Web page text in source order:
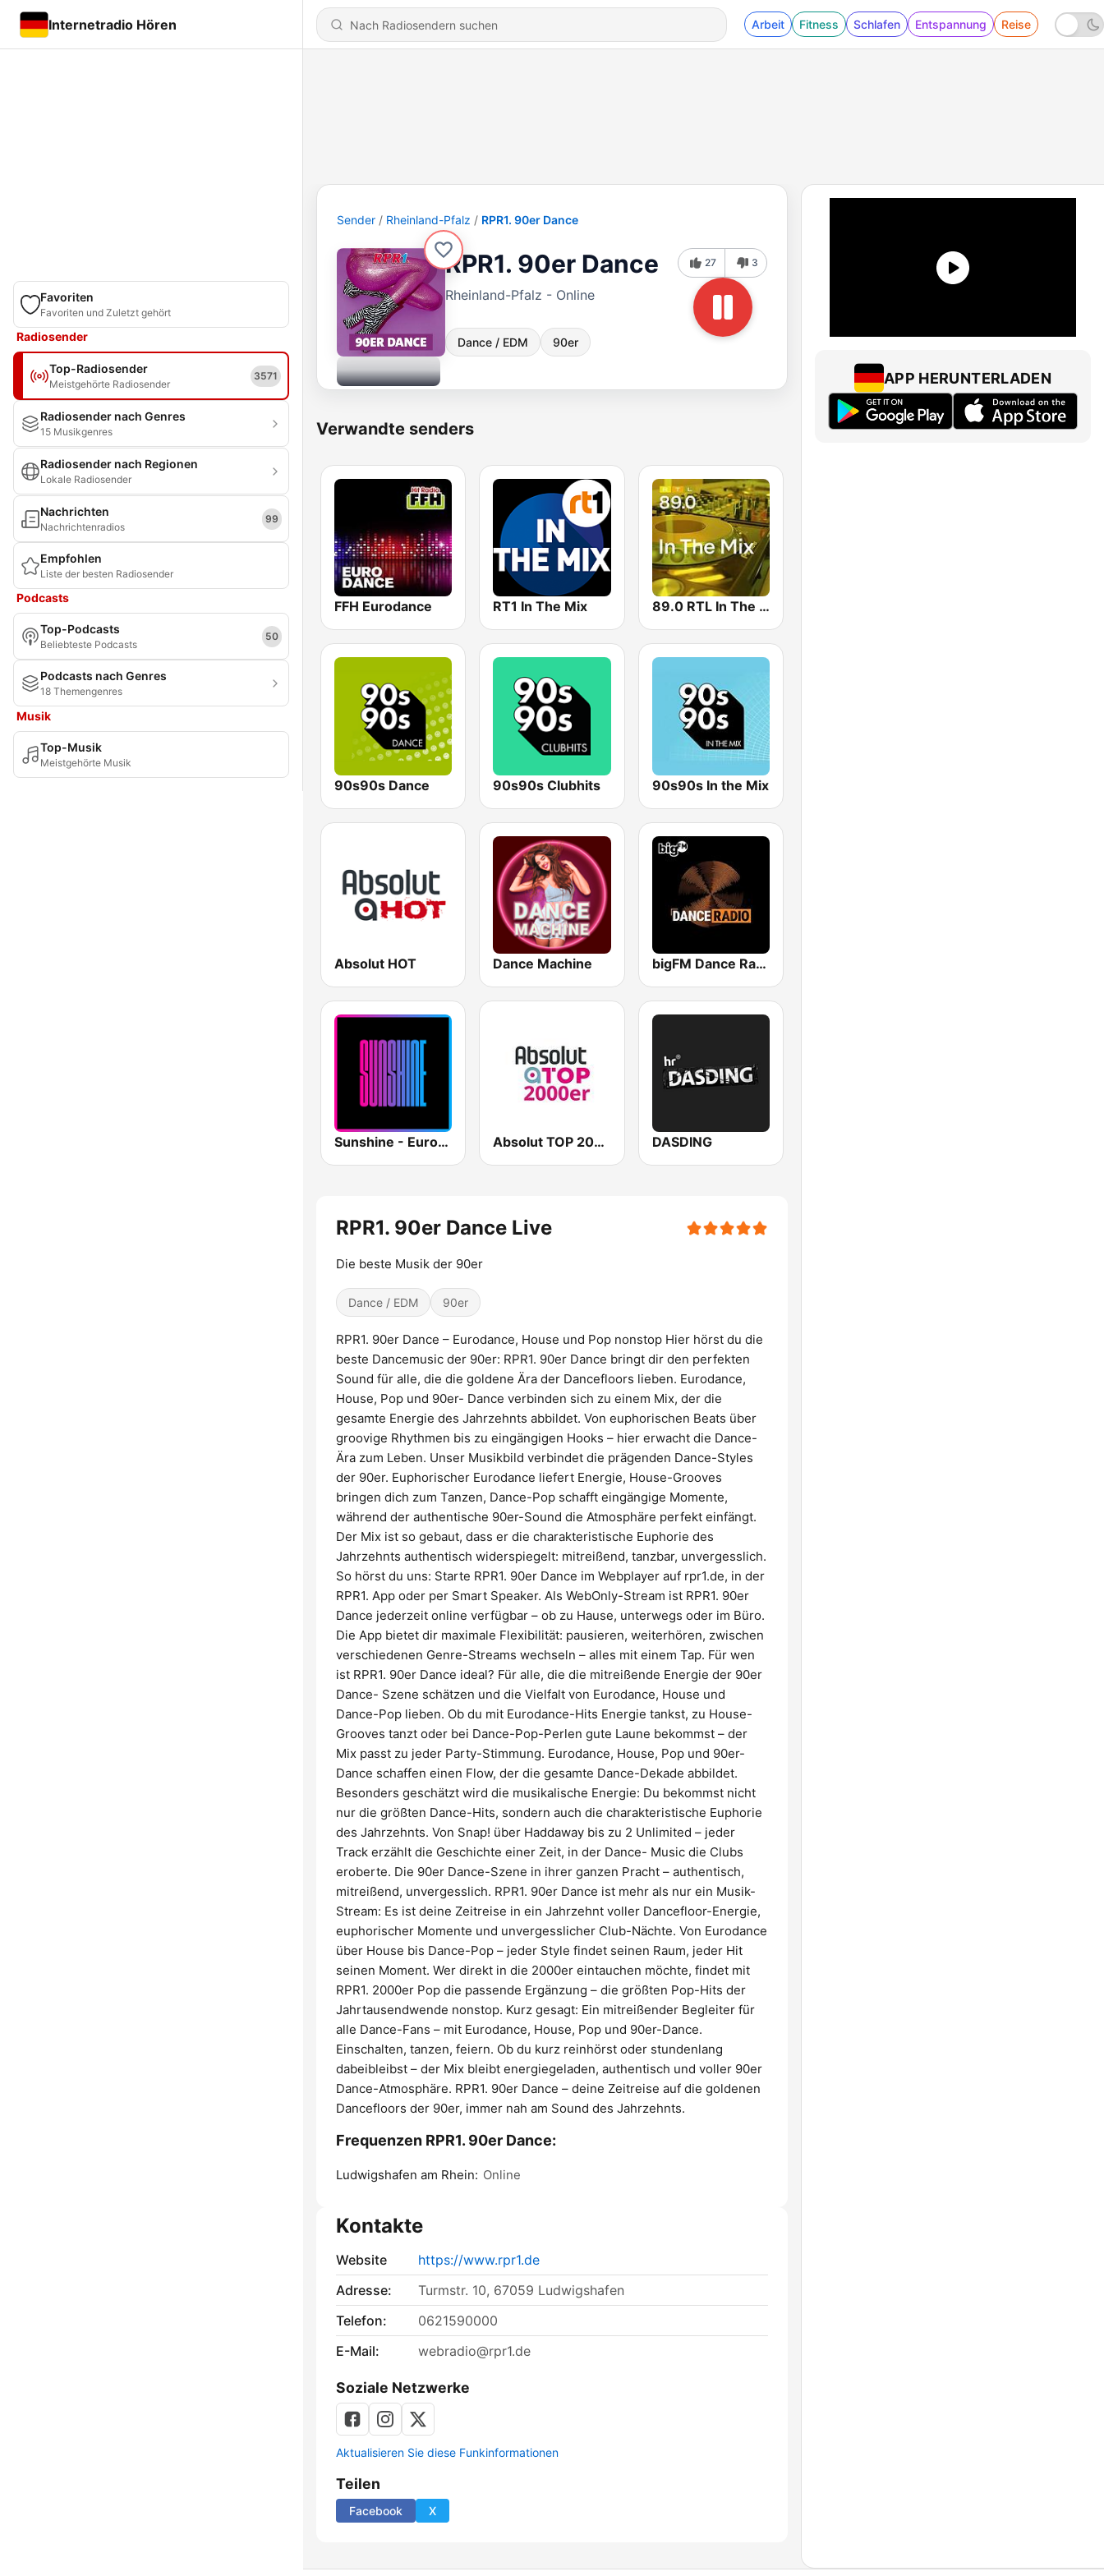
Internetradio Hören Arbeit Fitness Schlafen Entspannung Reise
Favoriten
Favoriten und Zuletzt gehört
Radiosender
Top-Radiosender
Meistgehörte Radiosender
3571
Radiosender nach Genres
15 Musikgenres
Radiosender nach Regionen
Lokale Radiosender
Nachrichten
Nachrichtenradios
99
Empfohlen
Liste der besten Radiosender
Podcasts
Top-Podcasts
Beliebteste Podcasts
50
Podcasts nach Genres
18 Themengenres
Musik
Top-Musik
Meistgehörte Musik
Sender Rheinland-Pfalz RPR1. 90er Dance
RPR1. 90er Dance
Rheinland-Pfalz - Online
Dance / EDM 90er
27 3
Verwandte senders
FFH Eurodance RT1 In The Mix 89.0 RTL In The Mix
90s90s Dance 90s90s Clubhits 90s90s In the Mix
Absolut HOT Dance Machine bigFM Dance Radio
Sunshine - Eurodance Absolut TOP 2000er DASDING
RPR1. 90er Dance Live
Die beste Musik der 90er
Dance / EDM 90er
RPR1. 90er Dance – Eurodance, House und Pop nonstop Hier hörst du die
beste Dancemusic der 90er: RPR1. 90er Dance bringt dir den perfekten
Sound für alle, die die goldene Ära der Dancefloors lieben. Eurodance,
House, Pop und 90er- Dance verbinden sich zu einem Mix, der die
gesamte Energie des Jahrzehnts abbildet. Von euphorischen Beats über
groovige Rhythmen bis zu eingängigen Hooks – hier erwacht die Dance-
Ära zum Leben. Unser Musikbild verbindet die prägenden Dance-Styles
der 90er. Euphorischer Eurodance liefert Energie, House-Grooves
bringen dich zum Tanzen, Dance-Pop schafft eingängige Momente,
während der authentische 90er-Sound die Atmosphäre perfekt einfängt.
Der Mix ist so gebaut, dass er die charakteristische Euphorie des
Jahrzehnts authentisch widerspiegelt: mitreißend, tanzbar, unvergesslich.
So hörst du uns: Starte RPR1. 90er Dance im Webplayer auf rpr1.de, in der
RPR1. App oder per Smart Speaker. Als WebOnly-Stream ist RPR1. 90er
Dance jederzeit online verfügbar – ob zu Hause, unterwegs oder im Büro.
Die App bietet dir maximale Flexibilität: pausieren, weiterhören, zwischen
verschiedenen Genre-Streams wechseln – alles mit einem Tap. Für wen
ist RPR1. 90er Dance ideal? Für alle, die die mitreißende Energie der 90er
Dance- Szene schätzen und die Vielfalt von Eurodance, House und
Dance-Pop lieben. Ob du mit Eurodance-Hits Energie tankst, zu House-
Grooves tanzt oder bei Dance-Pop-Perlen gute Laune bekommst – der
Mix passt zu jeder Party-Stimmung. Eurodance, House, Pop und 90er-
Dance schaffen einen Flow, der die gesamte Dance-Dekade abbildet.
Besonders geschätzt wird die musikalische Energie: Du bekommst nicht
nur die größten Dance-Hits, sondern auch die charakteristische Euphorie
des Jahrzehnts. Von Snap! über Haddaway bis zu 2 Unlimited – jeder
Track erzählt die Geschichte einer Zeit, in der Dance- Music die Clubs
eroberte. Die 90er Dance-Szene in ihrer ganzen Pracht – authentisch,
mitreißend, unvergesslich. RPR1. 90er Dance ist mehr als nur ein Musik-
Stream: Es ist deine Zeitreise in ein Jahrzehnt voller Dancefloor-Energie,
euphorischer Momente und unvergesslicher Club-Nächte. Von Eurodance
über House bis Dance-Pop – jeder Style findet seinen Raum, jeder Hit
seinen Moment. Wer direkt in die 2000er eintauchen möchte, findet mit
RPR1. 2000er Pop die passende Ergänzung – die größten Pop-Hits der
Jahrtausendwende nonstop. Kurz gesagt: Ein mitreißender Begleiter für
alle Dance-Fans – mit Eurodance, House, Pop und 90er-Dance.
Einschalten, tanzen, feiern. Ob du kurz reinhörst oder stundenlang
dabeibleibst – der Mix bleibt energiegeladen, authentisch und voller 90er
Dance-Atmosphäre. RPR1. 90er Dance – deine Zeitreise auf die goldenen
Dancefloors der 90er, immer nah am Sound des Jahrzehnts.
Frequenzen RPR1. 90er Dance:
Ludwigshafen am Rhein: Online
Kontakte
Website
https://www.rpr1.de
Adresse:
Turmstr. 10, 67059 Ludwigshafen
Telefon:
0621590000
E-Mail:
webradio@rpr1.de
Soziale Netzwerke
Aktualisieren Sie diese Funkinformationen
Teilen
Facebook X
APP HERUNTERLADEN